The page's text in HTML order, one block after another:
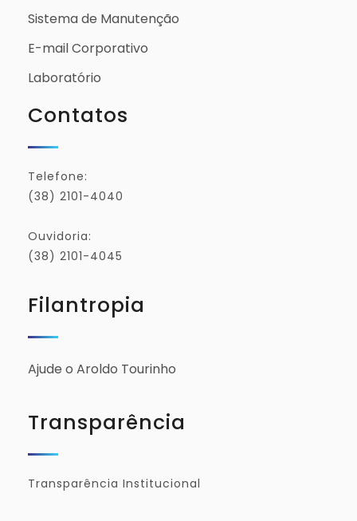
Sistema de Manutenção
E-mail Corporativo
Laboratório
Contatos
Telefone:
(38) 2101-4040
Ouvidoria:
(38) 2101-4045
Filantropia
Ajude o Aroldo Tourinho
Transparência
Transparência Institucional